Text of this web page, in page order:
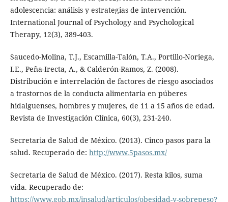
adolescencia: análisis y estrategias de intervención.
International Journal of Psychology and Psychological
Therapy, 12(3), 389-403.
Saucedo-Molina, T.J., Escamilla-Talón, T.A., Portillo-Noriega,
I.E., Peña-Irecta, A., & Calderón-Ramos, Z. (2008).
Distribución e interrelación de factores de riesgo asociados
a trastornos de la conducta alimentaria en púberes
hidalguenses, hombres y mujeres, de 11 a 15 años de edad.
Revista de Investigación Clínica, 60(3), 231-240.
Secretaria de Salud de México. (2013). Cinco pasos para la
salud. Recuperado de: http://www.5pasos.mx/
Secretaria de Salud de México. (2017). Resta kilos, suma
vida. Recuperado de:
https://www.gob.mx/insalud/articulos/obesidad-y-sobrepeso?